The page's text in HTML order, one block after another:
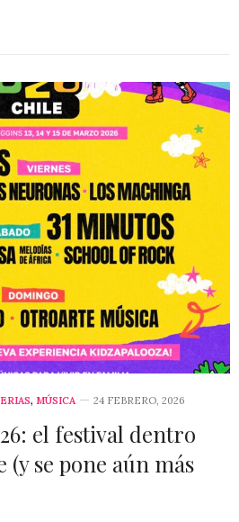
, MÚSICA 24 FEBRERO, 2026
el festival dentro
(y se pone aún más